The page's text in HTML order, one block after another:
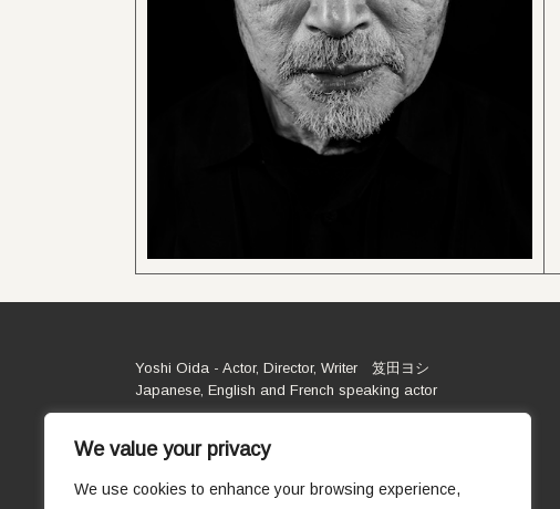
We value your privacy
We use cookies to enhance your browsing experience,
Yoshi Oida - Actor, Director, Writer 笈田ヨシ
Japanese, English and French speaking actor